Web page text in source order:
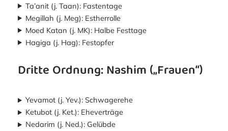
Ta’anit (j. Taan): Fastentage
Megillah (j. Meg): Estherrolle
Moed Katan (j. MK): Halbe Festtage
Hagiga (j. Hag): Festopfer
Dritte Ordnung: Nashim („Frauen“)
Yevamot (j. Yev.): Schwagerehe
Ketubot (j. Ket.): Eheverträge
Nedarim (j. Ned.): Gelübde